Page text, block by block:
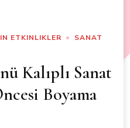
ETKINLIKLER
SANAT
Kalıplı Sanat
Boyama